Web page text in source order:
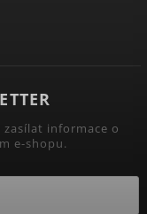
informace o
e-shopu.